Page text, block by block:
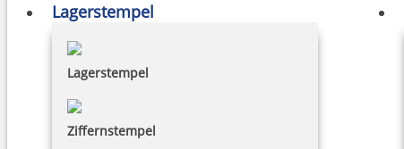
Lagerstempel
Lagerstempel
Ziffernstempel